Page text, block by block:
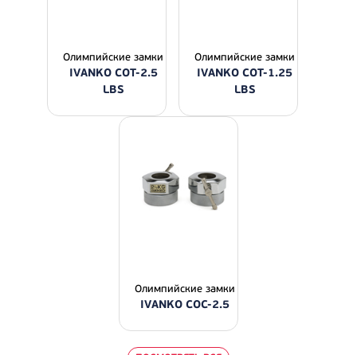
Олимпийские замки
IVANKO COT-2.5
LBS
Олимпийские замки
IVANKO COT-1.25
LBS
Олимпийские замки
IVANKO COC-2.5